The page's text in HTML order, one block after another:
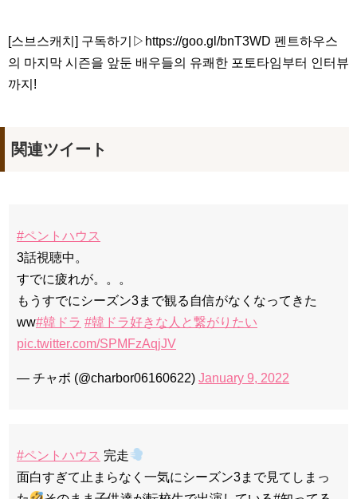
[스브스캐치] 구독하기▷https://goo.gl/bnT3WD 펜트하우스
의 마지막 시즌을 앞둔 배우들의 유쾌한 포토타임부터 인터뷰
까지!
関連ツイート
#ペントハウス
3話視聴中。
すでに疲れが。。。
もうすでにシーズン3まで観る自信がなくなってきた
ww#韓ドラ #韓ドラ好きな人と繋がりたい
pic.twitter.com/SPMFzAqjJV
— チャボ (@charbor06160622) January 9, 2022
#ペントハウス 完走
面白すぎて止まらなく一気にシーズン3まで見てしまっ